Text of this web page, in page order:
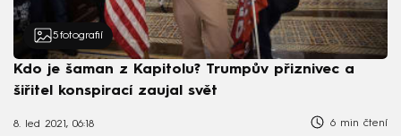
5 fotografií
Kdo je šaman z Kapitolu? Trumpův přiznivec a
šiřitel konspirací zaujal svět
8. led 2021, 06:18 6 min čtení